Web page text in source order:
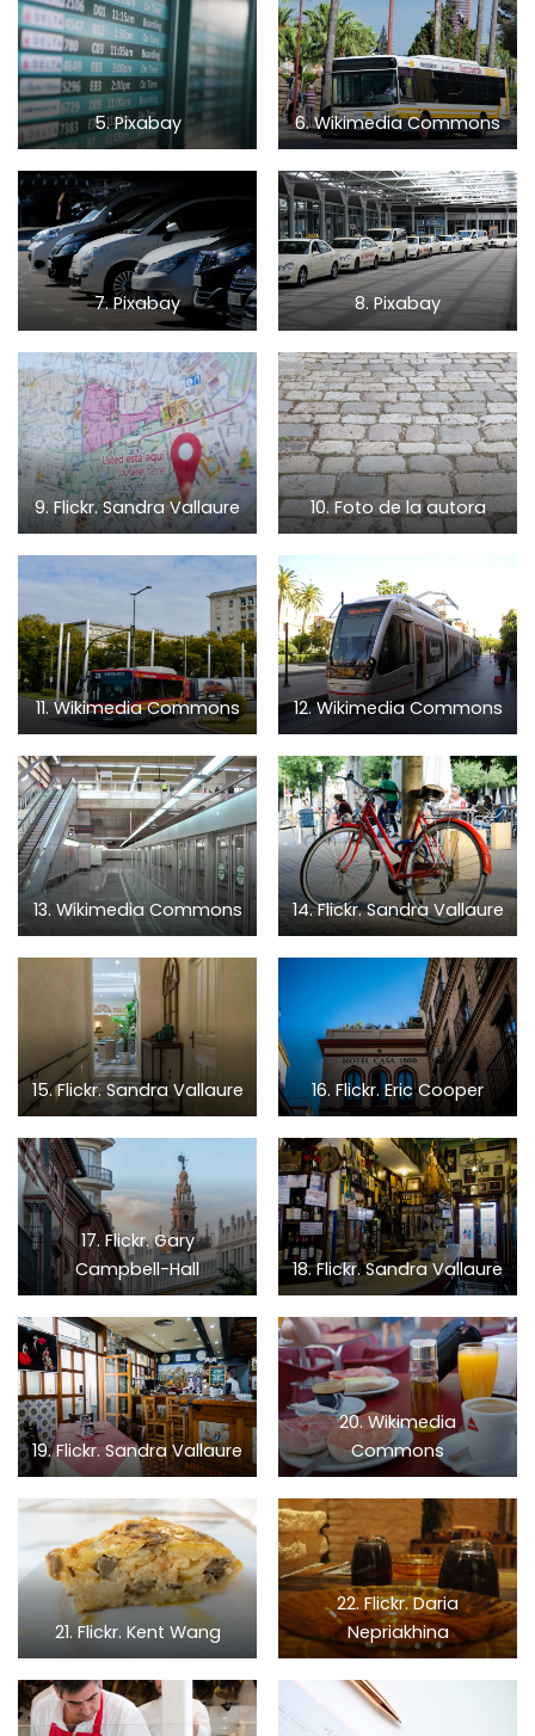
5. Pixabay 6. Wikimedia Commons
7. Pixabay 8. Pixabay
9. Flickr. Sandra Vallaure 10. Foto de la autora
11. Wikimedia Commons 12. Wikimedia Commons
13. Wikimedia Commons 14. Flickr. Sandra Vallaure
15. Flickr. Sandra Vallaure 16. Flickr. Eric Cooper
17. Flickr. Gary
Campbell-Hall
18. Flickr. Sandra Vallaure
19. Flickr. Sandra Vallaure
20. Wikimedia
Commons
21. Flickr. Kent Wang
22. Flickr. Daria
Nepriakhina